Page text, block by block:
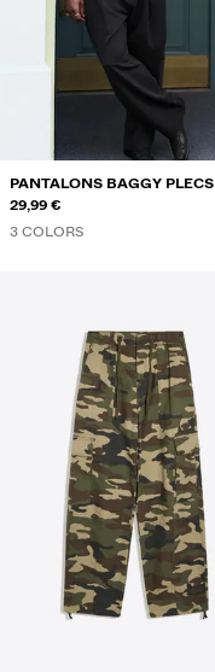
PANTALONS BAGGY PLECS
29,99 €
3 COLORS